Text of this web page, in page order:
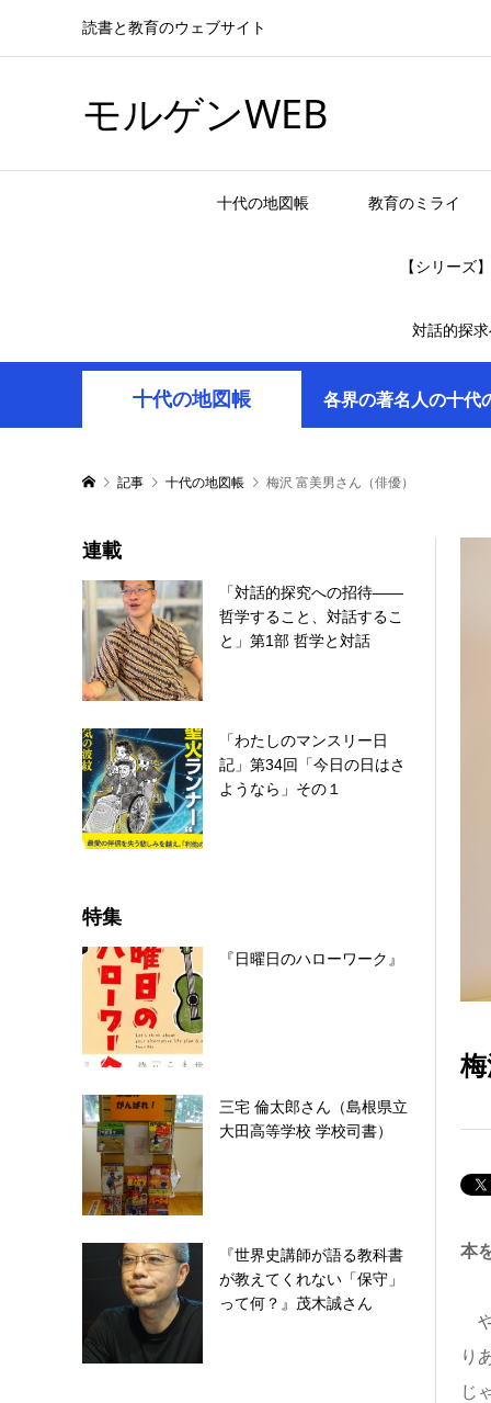
読書と教育のウェブサイト
モルゲンWEB
十代の地図帳 教育のミライ
【シリーズ
対話的探
十代の地図帳 各界の著名人の十代
記事 十代の地図帳 梅沢 富美男さん（俳優）
本
や
り
じ
連載
「対話的探究への招待――
哲学すること、対話するこ
と」第1部 哲学と対話
「わたしのマンスリー日
記」第34回「今日の日はさ
ようなら」その１
特集
『日曜日のハローワーク』
三宅 倫太郎さん（島根県立
大田高等学校 学校司書）
『世界史講師が語る教科書
が教えてくれない「保守」
って何？』茂木誠さん